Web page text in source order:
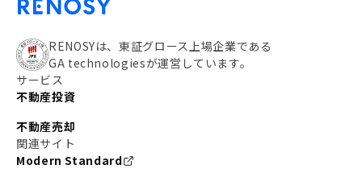
RENOSYは、東証グロース上場企業である
GA technologiesが運営しています。
サービス
不動産投資
不動産売却
関連サイト
Modern Standard